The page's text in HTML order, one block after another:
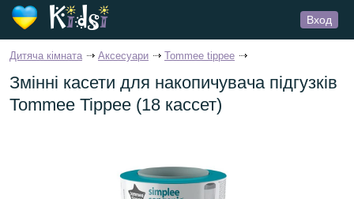
Вход
Дитяча кімната Аксесуари Tommee tippee
Змінні касети для накопичувача підгузків
Tommee Tippee (18 кассет)